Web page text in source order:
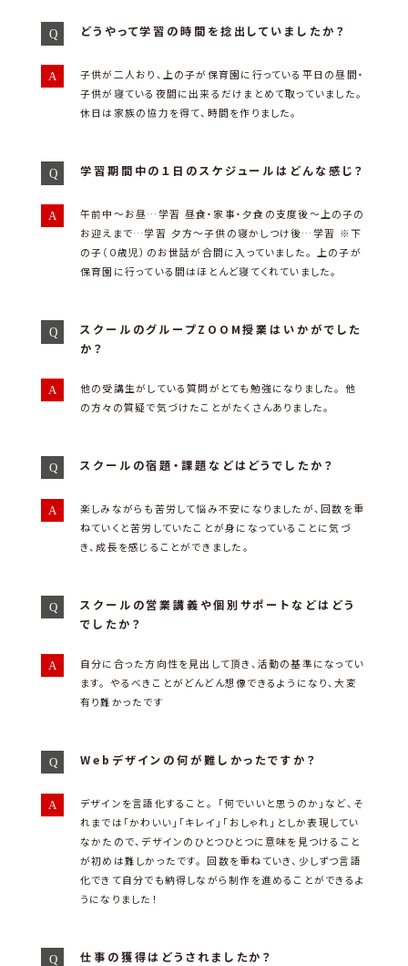
どうやって学習の時間を捻出していましたか？
子供が二人おり、上の子が保育園に行っている平日の昼間・
子供が寝ている夜間に出来るだけまとめて取っていました。
休日は家族の協力を得て、時間を作りました。
学習期間中の１日のスケジュールはどんな感じ？
午前中～お昼…学習 昼食・家事・夕食の支度後～上の子の
お迎えまで…学習 夕方～子供の寝かしつけ後…学習 ※下
の子（０歳児）のお世話が合間に入っていました。 上の子が
保育園に行っている間はほとんど寝てくれていました。
スクールのグループZOOM授業はいかがでした
か？
他の受講生がしている質問がとても勉強になりました。 他
の方々の質疑で気づけたことがたくさんありました。
スクールの宿題・課題などはどうでしたか？
楽しみながらも苦労して悩み不安になりましたが、回数を重
ねていくと苦労していたことが身になっていることに気づ
き、成長を感じることができました。
スクールの営業講義や個別サポートなどはどう
でしたか？
自分に合った方向性を見出して頂き、活動の基準になってい
ます。 やるべきことがどんどん想像できるようになり、大変
有り難かったです
Webデザインの何が難しかったですか？
デザインを言語化すること。 「何でいいと思うのか」など、そ
れまでは「かわいい」「キレイ」「おしゃれ」としか表現してい
なかたので、デザインのひとつひとつに意味を見つけること
が初めは難しかったです。 回数を重ねていき、少しずつ言語
化できて自分でも納得しながら制作を進めることができるよ
うになりました！
仕事の獲得はどうされましたか？